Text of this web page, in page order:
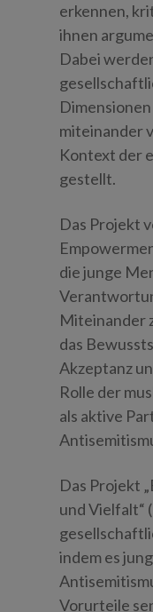
erkennen,
ihnen
Dabei
miteinander
Kontext der
gestellt.
Das Projekt
die junge
Miteinander
das
Akzeptanz
Rolle der
als aktive
Das Projekt
und Vielfalt“
indem es
Vorurteile